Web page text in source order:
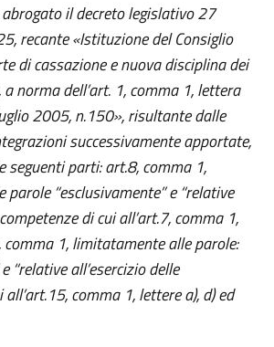
abrogato il decreto legislativo 27
recante «Istituzione del Consiglio
di cassazione e nuova disciplina dei
norma dell’art. 1, comma 1, lettera
2005, n.150», risultante dalle
successivamente apportate,
parti: art.8, comma 1,
“esclusivamente” e “relative
di cui all’art.7, comma 1,
comma 1, limitatamente alle parole:
“relative all’esercizio delle
comma 1, lettere a), d) ed